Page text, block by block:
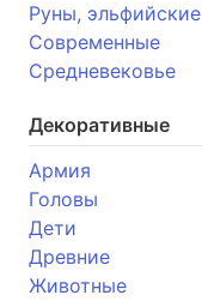
Руны, эльфийские
Современные
Средневековье
Декоративные
Армия
Головы
Дети
Древние
Животные